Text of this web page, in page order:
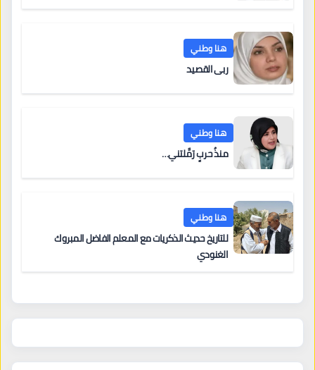
هنا وطني
ربى القصيد
هنا وطني
منذُ حربٍ رَمَّلتني…
هنا وطني
للتاريخ حديث الذكريات مع المعلم الفاضل المبروك
الغنودي